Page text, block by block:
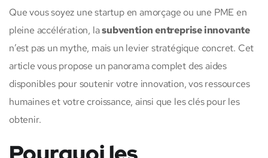
Que vous soyez une startup en amorçage ou une PME en
pleine accélération, lasubvention entreprise innovante
n’est pas un mythe, mais un levier stratégique concret. Cet
article vous propose un panorama complet des aides
disponibles pour soutenir votre innovation, vos ressources
humaines et votre croissance, ainsi que les clés pour les
obtenir.